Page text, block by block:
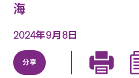
海
2024年9月8日
分享